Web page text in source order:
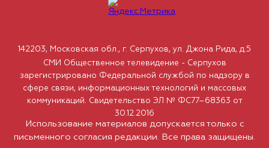
Использование материалов допускается только с
письменного согласия редакции. Все права защищены.
142203, Московская обл., г. Серпухов, ул. Джона Рида, д.5
СМИ Общественное телевидение - Серпухов
зарегистрировано Федеральной службой по надзору в
сфере связи, информационных технологий и массовых
коммуникаций. Свидетельство ЭЛ № ФС77–68363 от
30.12.2016